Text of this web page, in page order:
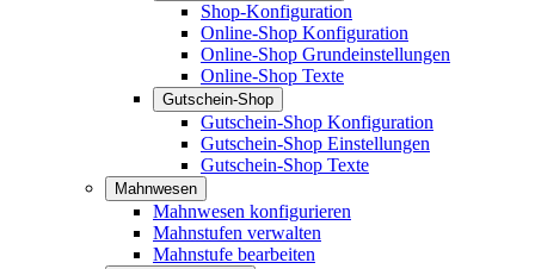
Shop-Konfiguration
Online-Shop Konfiguration
Online-Shop Grundeinstellungen
Online-Shop Texte
Gutschein-Shop
Gutschein-Shop Konfiguration
Gutschein-Shop Einstellungen
Gutschein-Shop Texte
Mahnwesen
Mahnwesen konfigurieren
Mahnstufen verwalten
Mahnstufe bearbeiten